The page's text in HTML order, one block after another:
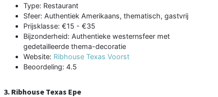
Type: Restaurant
Sfeer: Authentiek Amerikaans, thematisch, gastvrij
Prijsklasse: €15 - €35
Bijzonderheid: Authentieke westernsfeer met
gedetailleerde thema-decoratie
Website: Ribhouse Texas Voorst
Beoordeling: 4.5
3. Ribhouse Texas Epe